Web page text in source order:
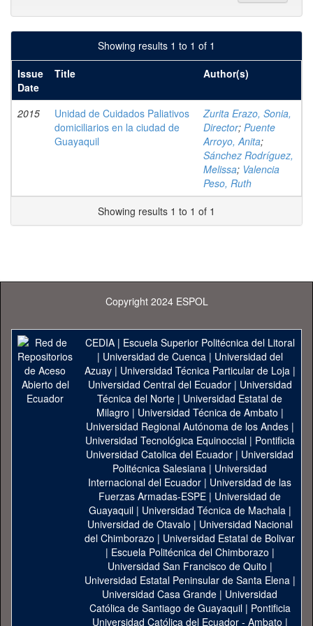
Showing results 1 to 1 of 1
Issue
Date
Title Author(s)
2015
Unidad de Cuidados Paliativos
domiciliarios en la ciudad de
Guayaquil
Zurita Erazo, Sonia,
Director; Puente
Arroyo, Anita;
Sánchez Rodríguez,
Melissa; Valencia
Peso, Ruth
Showing results 1 to 1 of 1
Copyright 2024 ESPOL
CEDIA| Escuela Superior Politécnica del Litoral
| Universidad de Cuenca| Universidad del
Azuay| Universidad Técnica Particular de Loja|
Universidad Central del Ecuador| Universidad
Técnica del Norte | Universidad Estatal de
Milagro | Universidad Técnica de Ambato |
Universidad Regional Autónoma de los Andes|
Universidad Tecnológica Equinoccial| Pontificia
Universidad Catolica del Ecuador | Universidad
Politécnica Salesiana | Universidad
Internacional del Ecuador | Universidad de las
Fuerzas Armadas-ESPE | Universidad de
Guayaquil| Universidad Técnica de Machala|
Universidad de Otavalo | Universidad Nacional
del Chimborazo | Universidad Estatal de Bolivar
| Escuela Politécnica del Chimborazo |
Universidad San Francisco de Quito |
Universidad Estatal Peninsular de Santa Elena|
Universidad Casa Grande | Universidad
Católica de Santiago de Guayaquil| Pontificia
Universidad Católica del Ecuador - Ambato |